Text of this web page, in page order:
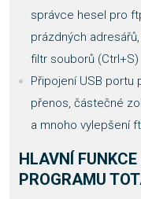
správce hesel pro
prázdných
filtr souborů (Ctrl+S)
Připojení USB
přenos, částečné
a mnoho vylepšení
HLAVNÍ
PROGRAMU